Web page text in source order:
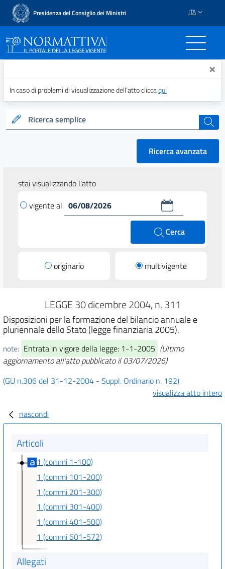
Presidenza del Consiglio dei Ministri ITA
Normattiva - Il portale ×
In caso di problemi di visualizzazione dell’atto cliccaqui
Ricerca semplice cerca
Ricerca avanzata
stai visualizzando l'atto
vigente al
Cerca
originario multivigente
LEGGE 30 dicembre 2004, n. 311
Disposizioni per la formazione del bilancio annuale e
pluriennale dello Stato (legge finanziaria 2005).
note: Entrata in vigore della legge: 1-1-2005 (Ultimo
aggiornamento all'atto pubblicato il 03/07/2026)
(GU n.306 del 31-12-2004 - Suppl. Ordinario n. 192)
visualizza atto intero
nascondi
Articoli
1 (commi 1-100)
1 (commi 101-200)
1 (commi 201-300)
1 (commi 301-400)
1 (commi 401-500)
1 (commi 501-572)
Allegati